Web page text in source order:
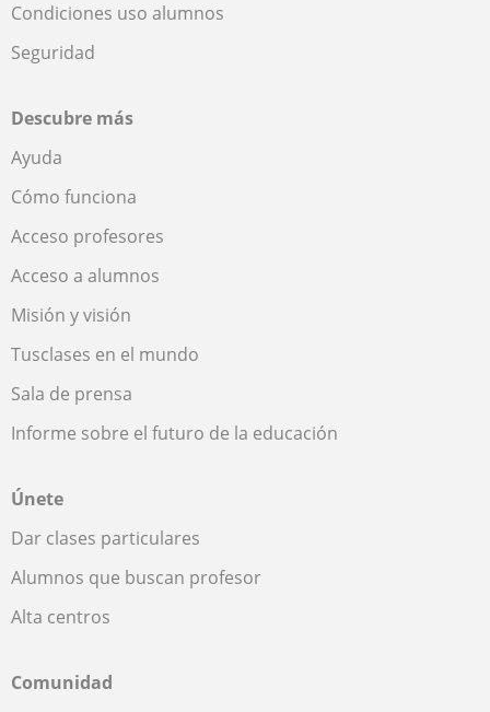
Condiciones uso alumnos
Seguridad
Descubre más
Ayuda
Cómo funciona
Acceso profesores
Acceso a alumnos
Misión y visión
Tusclases en el mundo
Sala de prensa
Informe sobre el futuro de la educación
Únete
Dar clases particulares
Alumnos que buscan profesor
Alta centros
Comunidad